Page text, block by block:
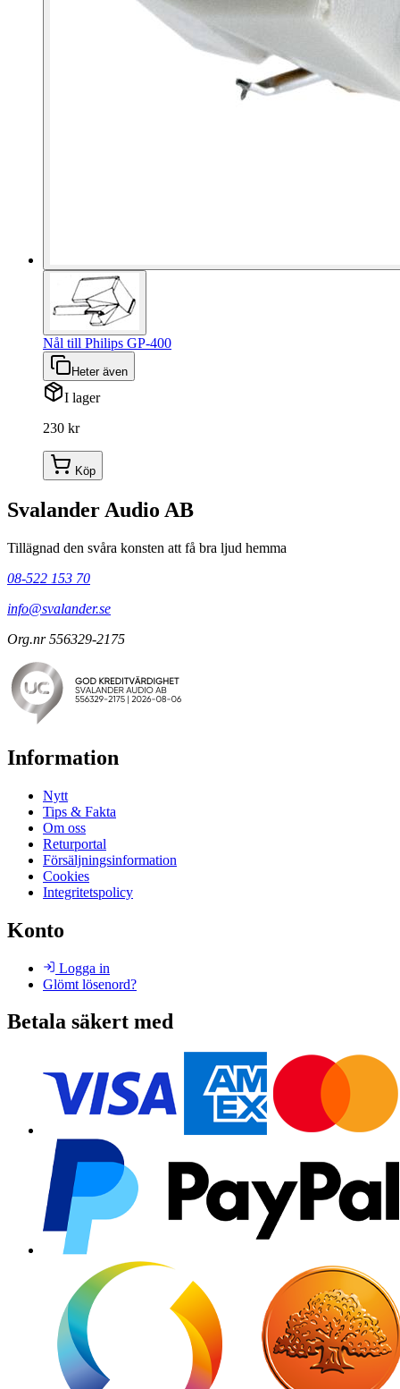
Nål till Philips GP-400
Heter även
I lager
230 kr
Köp
Svalander Audio AB
Tillägnad den svåra konsten att få bra ljud hemma
08-522 153 70
info@svalander.se
Org.nr 556329-2175
Information
Nytt
Tips & Fakta
Om oss
Returportal
Försäljningsinformation
Cookies
Integritetspolicy
Konto
Logga in
Glömt lösenord?
Betala säkert med